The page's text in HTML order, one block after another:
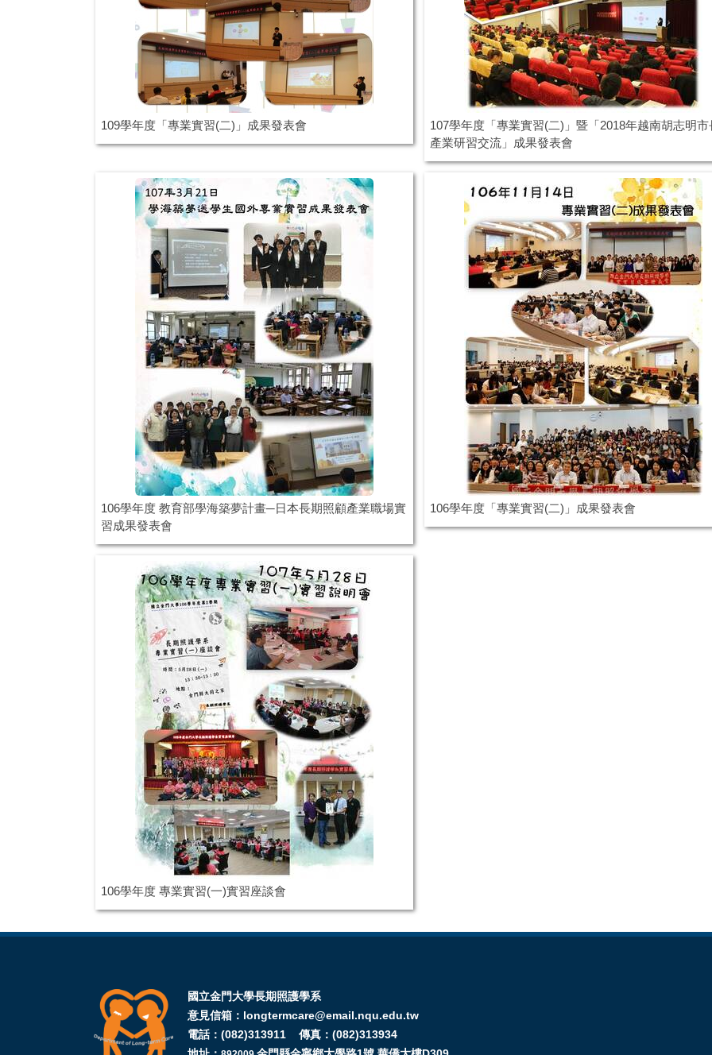
109學年度「專業實習(二)」成果發表會
107學年度「專業實習(二)」暨「2018年越南胡志明市
產業研習交流」成果發表會
106學年度 教育部學海築夢計畫─日本長期照顧產業職場實
習成果發表會
106學年度「專業實習(二)」成果發表會
106學年度 專業實習(一)實習座談會
國立金門大學長期照護學系
意見信箱：longtermcare@email.nqu.edu.tw
電話：(082)313911 傳真：(082)313934